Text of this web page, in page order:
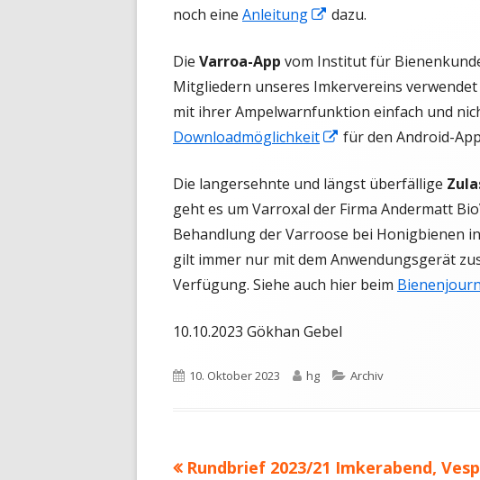
noch eine Anleitung
In
Fenster
öffnen
dazu.
Die Varroa-App vom Institut für
Mitgliedern unseres Imkervereins
mit ihrer Ampelwarnfunktion einfach und
Downloadmöglichkeit
In
Fenster
öffnen
für den Android-
Die langersehnte und längst überfällige
geht es um Varroxal der Firma Andermatt
Behandlung der Varroose bei Honigbienen in
gilt immer nur mit dem Anwendungsgerät
Verfügung. Siehe auch hier beim
10.10.2023 Gökhan Gebel
Veröffentlicht
10. Oktober 2023 Autor
hg Kategorien
Archiv
Beitragsnavigation
Vorheriger
Rundbrief 2023/21 Imkerabend,